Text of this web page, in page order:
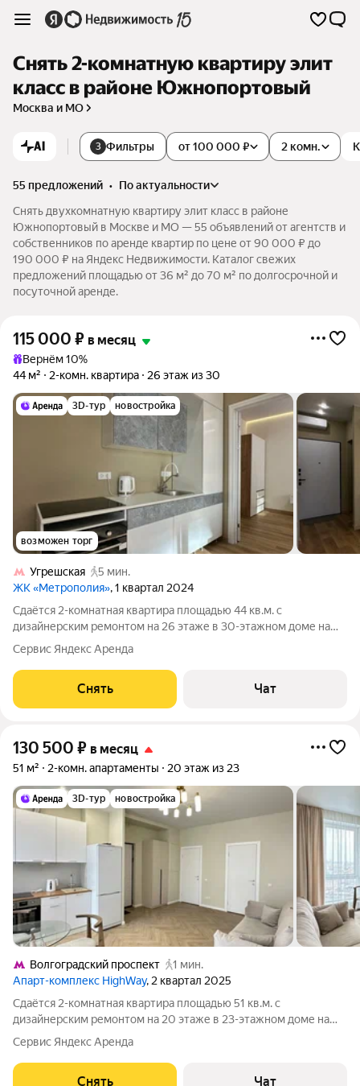
Снять 2-комнатную квартиру элит
класс в районе Южнопортовый
Москва и МО
AI 3 Фильтры от 100 000 ₽ 2 комн.
55 предложений •
по актуальности
Снять двухкомнатную квартиру элит класс в районе
Южнопортовый в Москве и МО — 55 объявлений от агентств и
собственников по аренде квартир по цене от 90 000 ₽ до
190 000 ₽ на Яндекс Недвижимости. Каталог свежих
предложений площадью от 36 м² до 70 м² по долгосрочной и
посуточной аренде.
115 000 ₽ в месяц
Вернём 10%
44 м²
2-комн. квартира 26 этаж из 30
3D-тур новостройка
возможен торг
Угрешская
5 мин.
ЖК «Метрополия», 1 квартал 2024
Сдаётся 2-комнатная квартира площадью 44 кв.м. с
дизайнерским ремонтом на 26 этаже в 30-этажном доме на
срок от 11 месяцев. Из техники есть: Телевизор Духовой шкаф
Стиральная машина Холодильник Кондиционер Дом -
монолитный, окна выходят во двор.
Сервис Яндекс Аренда
Снять Чат
130 500 ₽ в месяц
51 м² 2-комн. апартаменты 20 этаж из 23
3D-тур новостройка
Волгоградский проспект
1 мин.
Апарт-комплекс HighWay, 2 квартал 2025
Сдаётся 2-комнатная квартира площадью 51 кв.м. с
дизайнерским ремонтом на 20 этаже в 23-этажном доме на
срок от 11 месяцев. Из техники есть: Телевизор Духовой шкаф
Стиральная машина Сушильная машина Холодильник
Кондиционер Микроволновка Дом -
Сервис Яндекс Аренда
Снять Чат